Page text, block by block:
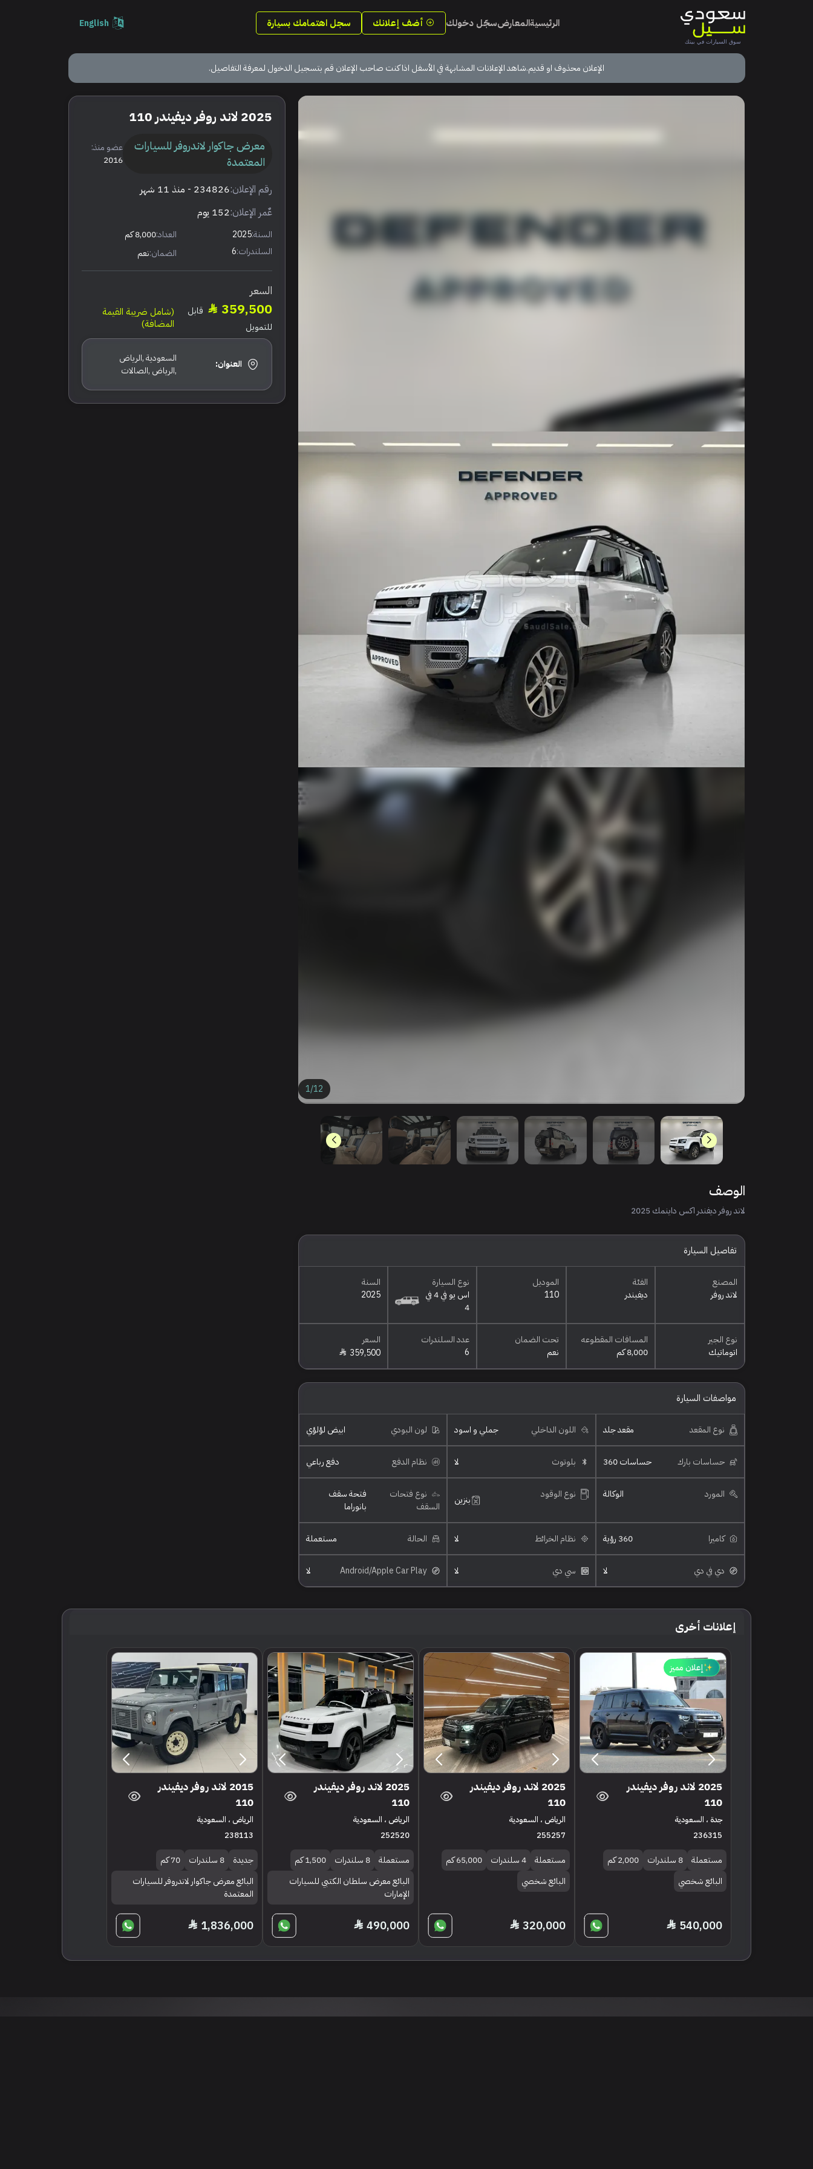
الرئيسيةالمعارضسجّل دخولك أضف إعلانك سجل اهتمامك بسيارة English
الإعلان محذوف او قديم.شاهد الإعلانات المشابهة في الأسفل اذا كنت صاحب الإعلان قم بتسجيل الدخول لمعرفة التفاصيل.
1/12
الوصف
لاند روفر ديفندر اكس داينمك 2025
تفاصيل السيارة
المصنع
لاند روفر
الفئة
ديفيندر
الموديل
110
نوع السيارة
اس يو في 4 في
4
السنة
2025
نوع الجير
اتوماتيك
المسافات المقطوعه
8,000 كم
تحت الضمان
نعم
عدد السلندرات
6
السعر
359,500
مواصفات السيارة
نوع المقعد مقعد جلد اللون الداخلي جملي و اسود لون البودي ابيض لؤلؤي
حساسات بارك حساسات 360 بلوتوث لا نظام الدفع دفع رباعي
المورد الوكالة نوع الوقود بنزين
نوع فتحات
السقف
فتحة سقف
بانوراما
كاميرا 360 رؤية نظام الخرائط لا الحالة مستعملة
دي في دي لا سي دي لا لا
2025 لاند روفر ديفيندر 110
معرض جاكوار لاندروفر للسيارات
المعتمدة
عضو منذ:
2016
رقم الإعلان:234826 - منذ 11 شهر
عٌمر الإعلان:152 يوم
السنة:2025 العداد:8,000 كم
السلندرات:6 الضمان:نعم
السعر
359,500
قابل
للتمويل
(شامل ضريبة القيمة
المضافة)
العنوان:
السعودية ,الرياض
,الرياض ,الصالات
إعلانات أخرى
إعلان مميز
2025 لاند روفر ديفيندر
110
جدة ، السعودية
236315
مستعملة 8 سلندرات
2,000 كم
البائع شخصي
540,000
2025 لاند روفر ديفيندر
110
الرياض ، السعودية
255257
مستعملة 4 سلندرات
65,000 كم
البائع شخصي
320,000
2025 لاند روفر ديفيندر
110
الرياض ، السعودية
252520
مستعملة 8 سلندرات
1,500 كم
البائع معرض سلطان الكتبي للسيارات
الإمارات
490,000
2015 لاند روفر ديفيندر
110
الرياض ، السعودية
238113
جديدة 8 سلندرات
70 كم
البائع معرض جاكوار لاندروفر للسيارات
المعتمدة
1,836,000